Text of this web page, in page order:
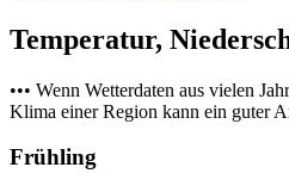
Temperatur,
••• Wenn Wetterdaten aus vielen
Klima einer Region kann ein guter
Frühling